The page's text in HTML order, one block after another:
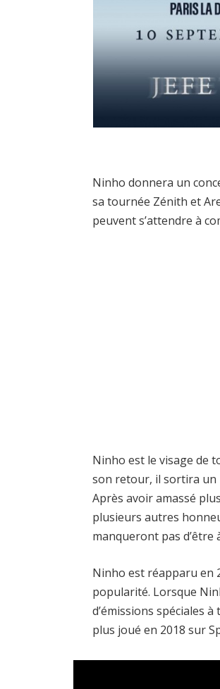
Ninho donnera un
sa tournée Zénith et
peuvent s’attendre à
Ninho est le visage de
son retour, il sortira un
Après avoir amassé
plusieurs autres
manqueront pas
Ninho est réapparu en
popularité. Lorsque
d’émissions spéciales
plus joué en 2018 sur